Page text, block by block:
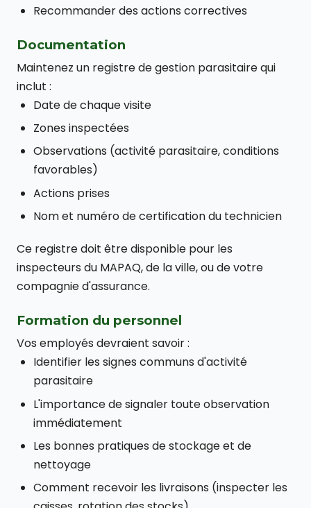
Recommander des actions correctives
Documentation
Maintenez un registre de gestion parasitaire qui
inclut :
Date de chaque visite
Zones inspectées
Observations (activité parasitaire, conditions
favorables)
Actions prises
Nom et numéro de certification du technicien
Ce registre doit être disponible pour les
inspecteurs du MAPAQ, de la ville, ou de votre
compagnie d'assurance.
Formation du personnel
Vos employés devraient savoir :
Identifier les signes communs d'activité
parasitaire
L'importance de signaler toute observation
immédiatement
Les bonnes pratiques de stockage et de
nettoyage
Comment recevoir les livraisons (inspecter les